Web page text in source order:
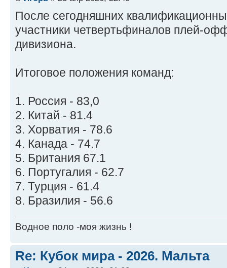
После сегодняшних
участники четвертьфиналов плей-
дивизиона.
Итоговое положения команд:
1. Россия - 83,0
2. Китай - 81.4
3. Хорватия - 78.6
4. Канада - 74.7
5. Британия 67.1
6. Португалия - 62.7
7. Турция - 61.4
8. Бразилия - 56.6
Водное поло -моя жизнь !
Re: Кубок мира - 2026. Мальта